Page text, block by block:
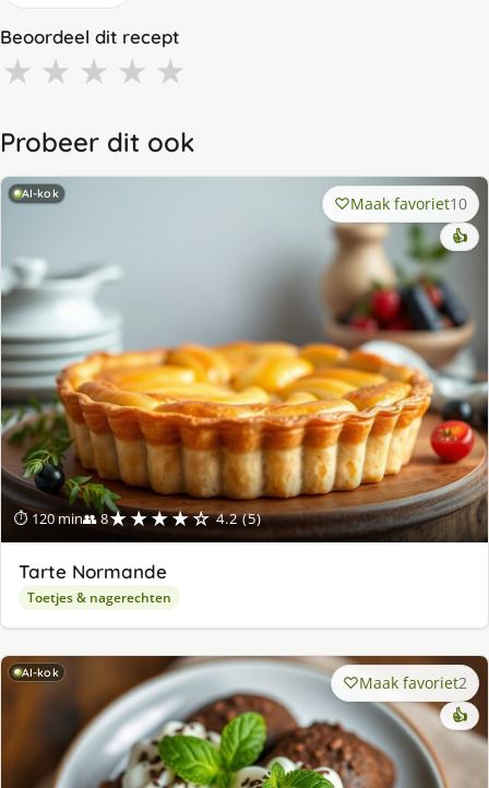
Beoordeel dit recept
★ ★ ★ ★ ★
Probeer dit ook
AI-kok
⏱ 120 min👥 8★★★★☆ 4.2 (5)
Maak favoriet10
👍
Tarte Normande
Toetjes & nagerechten
AI-kok Maak favoriet2
👍